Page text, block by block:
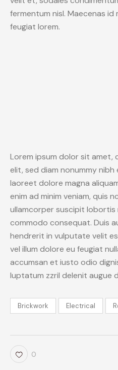
fermentum nisl. Maecenas
feugiat lorem.
Lorem ipsum dolor sit
elit, sed diam nonummy
laoreet dolore magna
enim ad minim veniam, quis
ullamcorper suscipit lobortis
commodo consequat. Duis
hendrerit in vulputate velit
vel illum dolore eu feugiat
accumsan et iusto odio
luptatum zzril delenit augue
Brickwork Electrical
0